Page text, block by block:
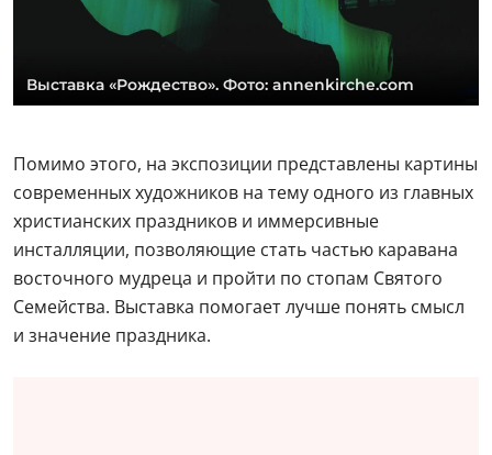
Выставка «Рождество». Фото: annenkirche.com
Помимо этого, на экспозиции представлены картины
современных художников на тему одного из главных
христианских праздников и иммерсивные
инсталляции, позволяющие стать частью каравана
восточного мудреца и пройти по стопам Святого
Семейства. Выставка помогает лучше понять смысл
и значение праздника.